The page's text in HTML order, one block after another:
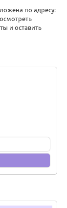
по адресу:
и оставить